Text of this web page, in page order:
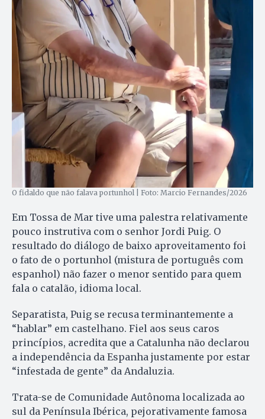
O fidaldo que não falava portunhol | Foto: Marcio Fernandes/2026
Em Tossa de Mar tive uma palestra relativamente
pouco instrutiva com o senhor Jordi Puig. O
resultado do diálogo de baixo aproveitamento foi
o fato de o portunhol (mistura de português com
espanhol) não fazer o menor sentido para quem
fala o catalão, idioma local.
Separatista, Puig se recusa terminantemente a
“hablar” em castelhano. Fiel aos seus caros
princípios, acredita que a Catalunha não declarou
a independência da Espanha justamente por estar
“infestada de gente” da Andaluzia.
Trata-se de Comunidade Autônoma localizada ao
sul da Península Ibérica, pejorativamente famosa